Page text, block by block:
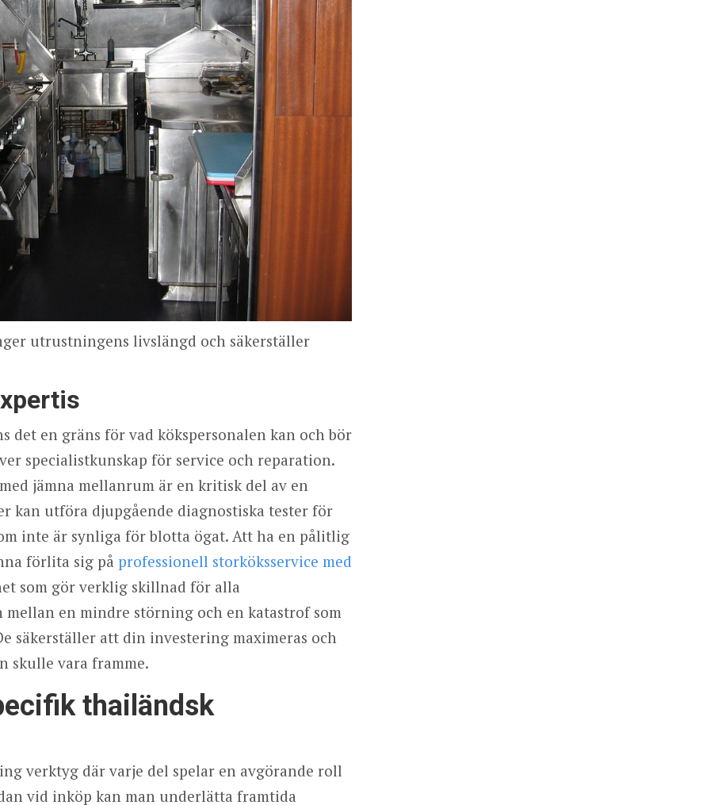
utrustningens livslängd och säkerställer
det en gräns för vad kökspersonalen kan och bör
specialistkunskap för service och reparation.
jämna mellanrum är en kritisk del av en
kan utföra djupgående diagnostiska tester för
inte är synliga för blotta ögat. Att ha en pålitlig
förlita sig på professionell storköksservice med
som gör verklig skillnad för alla
mellan en mindre störning och en katastrof som
säkerställer att din investering maximeras och
skulle vara framme.
thailändsk
verktyg där varje del spelar en avgörande roll
vid inköp kan man underlätta framtida